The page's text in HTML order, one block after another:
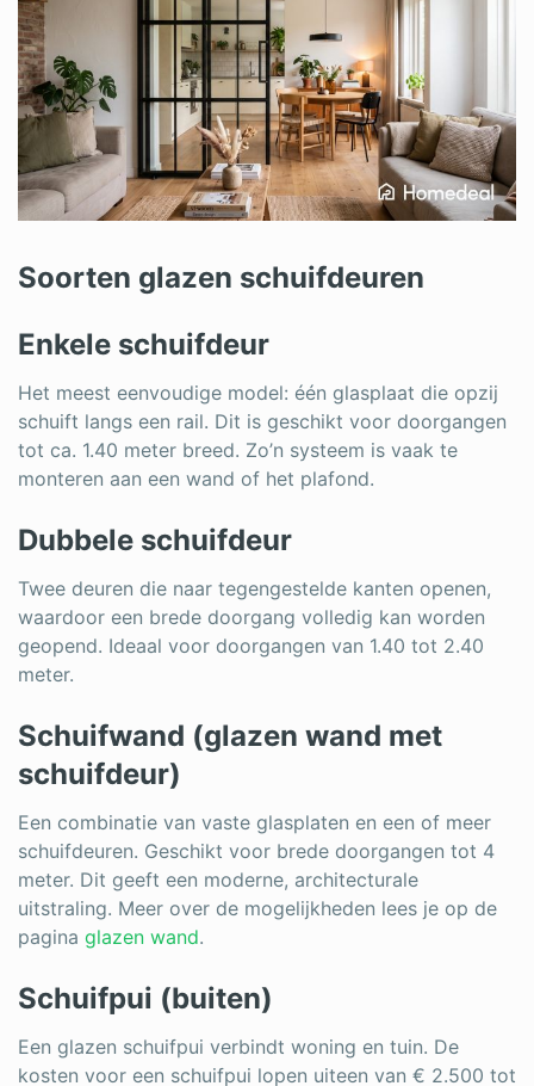
Soorten glazen schuifdeuren
Enkele schuifdeur
Het meest eenvoudige model: één glasplaat die opzij
schuift langs een rail. Dit is geschikt voor doorgangen
tot ca. 1.40 meter breed. Zo’n systeem is vaak te
monteren aan een wand of het plafond.
Dubbele schuifdeur
Twee deuren die naar tegengestelde kanten openen,
waardoor een brede doorgang volledig kan worden
geopend. Ideaal voor doorgangen van 1.40 tot 2.40
meter.
Schuifwand (glazen wand met
schuifdeur)
Een combinatie van vaste glasplaten en een of meer
schuifdeuren. Geschikt voor brede doorgangen tot 4
meter. Dit geeft een moderne, architecturale
uitstraling. Meer over de mogelijkheden lees je op de
pagina glazen wand.
Schuifpui (buiten)
Een glazen schuifpui verbindt woning en tuin. De
kosten voor een schuifpui lopen uiteen van € 2.500 tot